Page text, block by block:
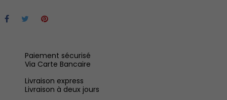
Paiement sécurisé
Via Carte Bancaire
Livraison express
Livraison à deux jours